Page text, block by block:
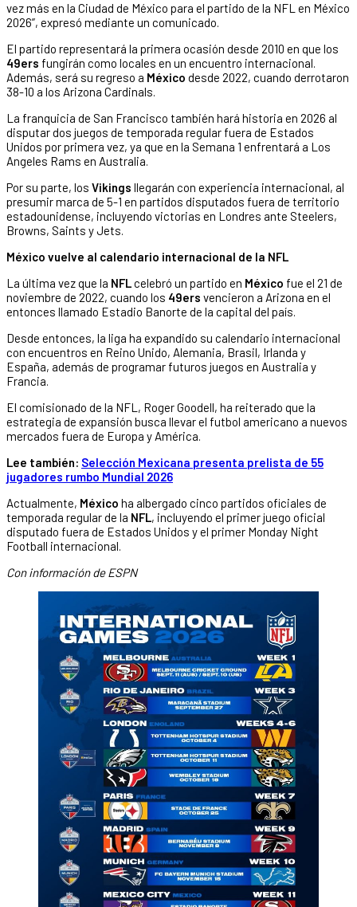
vez más en la Ciudad de México para el partido de la NFL en México
2026”, expresó mediante un comunicado.
El partido representará la primera ocasión desde 2010 en que los
49ers fungirán como locales en un encuentro internacional.
Además, será su regreso a México desde 2022, cuando derrotaron
38-10 a los Arizona Cardinals.
La franquicia de San Francisco también hará historia en 2026 al
disputar dos juegos de temporada regular fuera de Estados
Unidos por primera vez, ya que en la Semana 1 enfrentará a Los
Angeles Rams en Australia.
Por su parte, los Vikings llegarán con experiencia internacional, al
presumir marca de 5-1 en partidos disputados fuera de territorio
estadounidense, incluyendo victorias en Londres ante Steelers,
Browns, Saints y Jets.
México vuelve al calendario internacional de la NFL
La última vez que la NFLcelebró un partido en México fue el 21 de
noviembre de 2022, cuando los 49ers vencieron a Arizona en el
entonces llamado Estadio Banorte de la capital del país.
Desde entonces, la liga ha expandido su calendario internacional
con encuentros en Reino Unido, Alemania, Brasil, Irlanda y
España, además de programar futuros juegos en Australia y
Francia.
El comisionado de la NFL, Roger Goodell, ha reiterado que la
estrategia de expansión busca llevar el futbol americano a nuevos
mercados fuera de Europa y América.
Lee también: Selección Mexicana presenta prelista de 55
jugadores rumbo Mundial 2026
Actualmente, México ha albergado cinco partidos oficiales de
temporada regular de la NFL, incluyendo el primer juego oficial
disputado fuera de Estados Unidos y el primer Monday Night
Football internacional.
Con información de ESPN